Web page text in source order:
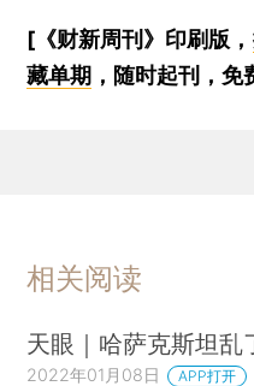
[《财新周刊》印刷版，
藏单期 ，随时起刊，免
相关阅读
天眼｜哈萨克斯坦乱
2022年01月08日 APP打开